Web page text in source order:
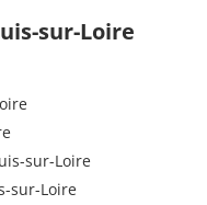
sur-Loire
sur-Loire
sur-Loire